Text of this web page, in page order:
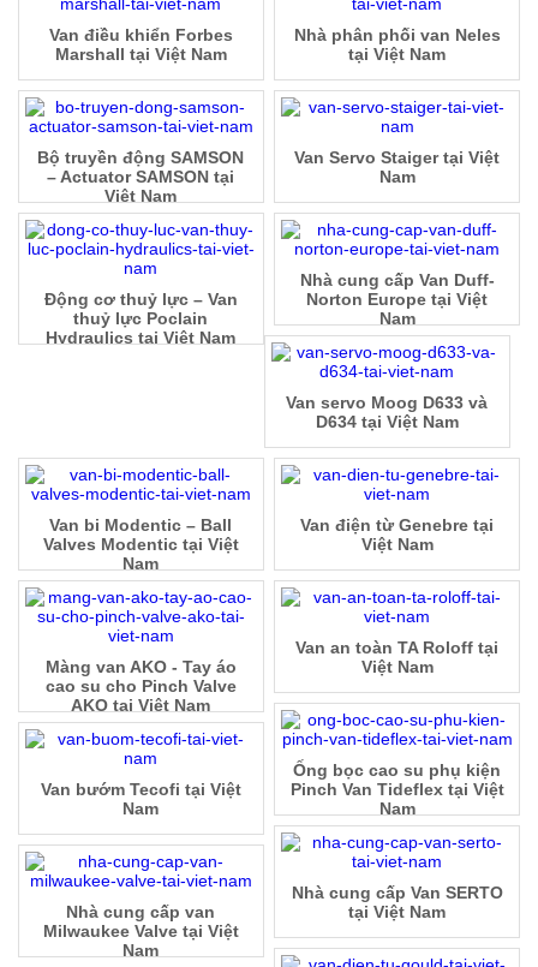
Van điều khiển Forbes
Marshall tại Việt Nam
Nhà phân phối van Neles
tại Việt Nam
Bộ truyền động SAMSON
– Actuator SAMSON tại
Việt Nam
Van Servo Staiger tại Việt
Nam
Động cơ thuỷ lực – Van
thuỷ lực Poclain
Hydraulics tại Việt Nam
Nhà cung cấp Van Duff-
Norton Europe tại Việt
Nam
Van servo Moog D633 và
D634 tại Việt Nam
Van điện từ Genebre tại
Việt Nam
Van bi Modentic – Ball
Valves Modentic tại Việt
Nam
Van an toàn TA Roloff tại
Việt Nam
Màng van AKO - Tay áo
cao su cho Pinch Valve
AKO tại Việt Nam
Ống bọc cao su phụ kiện
Pinch Van Tideflex tại Việt
Nam
Van bướm Tecofi tại Việt
Nam
Nhà cung cấp Van SERTO
tại Việt Nam
Nhà cung cấp van
Milwaukee Valve tại Việt
Nam